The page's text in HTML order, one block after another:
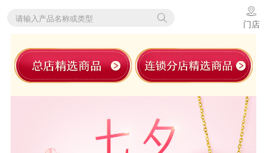
请输入产品名称或类型 门店